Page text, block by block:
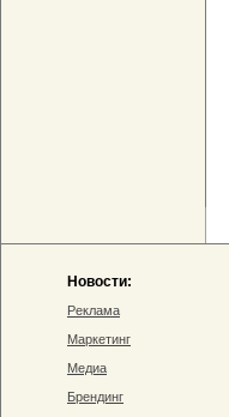
Новости:
Реклама
Маркетинг
Медиа
Брендинг